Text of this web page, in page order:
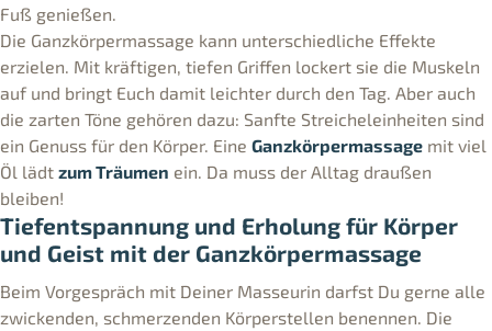
Fuß genießen.
Die Ganzkörpermassage kann unterschiedliche Effekte
erzielen. Mit kräftigen, tiefen Griffen lockert sie die Muskeln
auf und bringt Euch damit leichter durch den Tag. Aber auch
die zarten Töne gehören dazu: Sanfte Streicheleinheiten sind
ein Genuss für den Körper. Eine Ganzkörpermassage mit viel
Öl lädt zum Träumen ein. Da muss der Alltag draußen
bleiben!
Tiefentspannung und Erholung für Körper
und Geist mit der Ganzkörpermassage
Beim Vorgespräch mit Deiner Masseurin darfst Du gerne alle
zwickenden, schmerzenden Körperstellen benennen. Die